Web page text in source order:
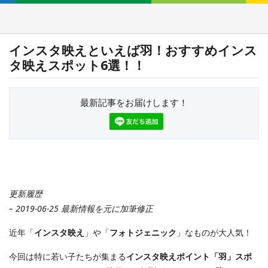
インスタ映えといえば羽！おすすめインス
タ映えスポット6選！！
最新記事をお届けします！
更新履歴
– 2019-06-25 最新情報を元に加筆修正
近年「インスタ映え 」や「フォトジェニック 」なものが大人気！
今回は特に若い子たちが集まるインスタ映えポイント「羽」スポ